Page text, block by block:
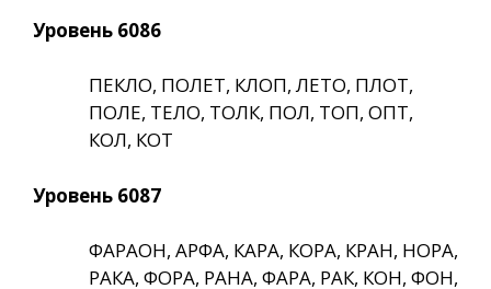
Уровень 6086
ПЕКЛО, ПОЛЕТ, КЛОП, ЛЕТО, ПЛОТ,
ПОЛЕ, ТЕЛО, ТОЛК, ПОЛ, ТОП, ОПТ,
КОЛ, КОТ
Уровень 6087
ФАРАОН, АРФА, КАРА, КОРА, КРАН, НОРА,
РАКА, ФОРА, РАНА, ФАРА, РАК, КОН, ФОН,